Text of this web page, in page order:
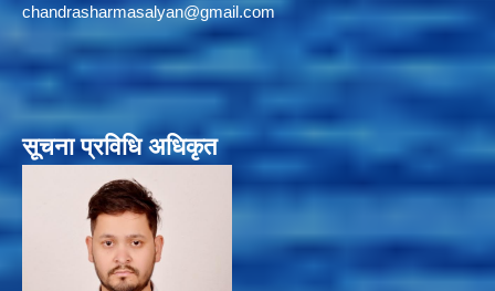
chandrasharmasalyan@gmail.com
सूचना प्रविधि अधिकृत